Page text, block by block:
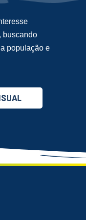
buscando
população e